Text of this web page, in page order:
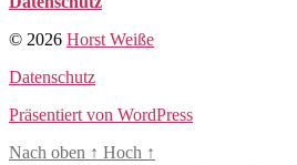
© 2026 Horst Weiße
Datenschutz
Präsentiert von WordPress
Nach oben ↑ Hoch ↑